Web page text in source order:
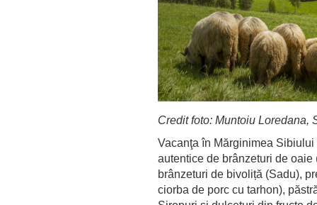
Credit foto: Muntoiu Loredana,
Vacanţa în Mărginimea
autentice de brânzeturi de
brânzeturi de bivoliță (Sadu),
ciorba de porc cu tarhon),